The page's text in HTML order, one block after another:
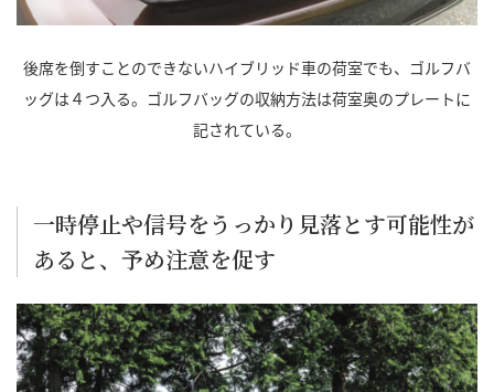
後席を倒すことのできないハイブリッド車の荷室でも、ゴルフバ
ッグは４つ入る。ゴルフバッグの収納方法は荷室奥のプレートに
記されている。
一時停止や信号をうっかり見落とす可能性が
あると、予め注意を促す